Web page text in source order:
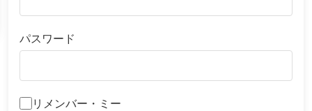
パスワード
リメンバー・ミー